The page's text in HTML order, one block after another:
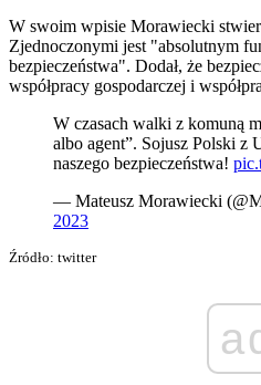
W swoim wpisie Morawiecki
Zjednoczonymi jest "absolutnym
bezpieczeństwa". Dodał, że
współpracy gospodarczej i
W czasach walki z komuną
albo agent”. Sojusz Polski z
naszego bezpieczeństwa!
— Mateusz Morawiecki
2023
Źródło: twitter